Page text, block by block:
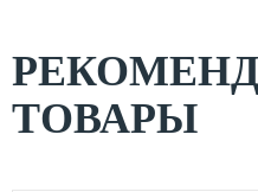
ТОВАРЫ